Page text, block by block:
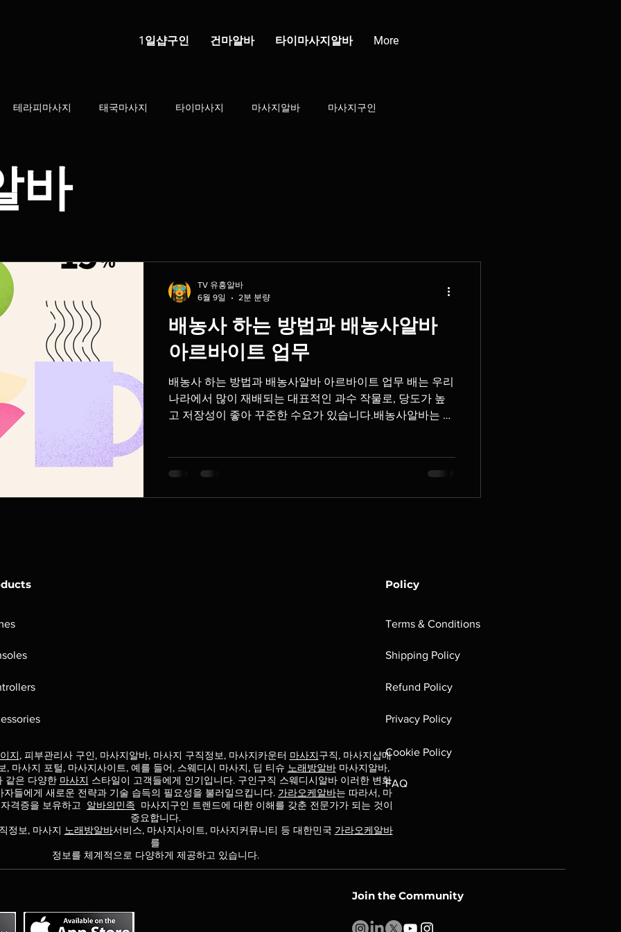
1일샵구인 건마알바 타이마사지알바 More
테라피마사지 태국마사지 타이마사지 마사지알바 마사지구인
알바 스웨디시 알바
바
배농사 하는 방법과 배농사알바
아르바이트 업무
배농사 하는 방법과 배농사알바 아르바이트 업무 배는 우리
나라에서 많이 재배되는 대표적인 과수 작물로, 당도가 높
고 저장성이 좋아 꾸준한 수요가 있습니다.배농사알바는 특
충 예방에도 도움이 됩니다. 2. 묘목 심기 주로 봄이나 가을
4. 전정 작업 겨울철 가지치기를 통해 햇빛이 나무 내부까지
TV 유흥알바
6월 9일
2분 분량
Policy
Terms & Conditions
Shipping Policy
Refund Policy
Privacy Policy
Cookie Policy
FAQ
지, 피부관리사 구인, 마사지알바, 마사지 구직정보, 마사지카운터 마사지구직, 마사지샵매
, 마사지 포털, 마사지사이트, 예를 들어, 스웨디시 마사지, 딥 티슈 노래방알바마사지알바,
같은 다양한 마사지 스타일이 고객들에게 인기입니다. 구인구직 스웨디시알바 이러한 변화
자들에게 새로운 전략과 기술 습득의 필요성을 불러일으킵니다. 가라오케알바는 따라서, 마
격증을 보유하고 알바의민족 마사지구인 트렌드에 대한 이해를 갖춘 전문가가 되는 것이
중요합니다.
정보, 마사지 노래방알바서비스, 마사지사이트, 마사지커뮤니티 등 대한민국 가라오케알바
를
정보를 체계적으로 다양하게 제공하고 있습니다.
Join the Community